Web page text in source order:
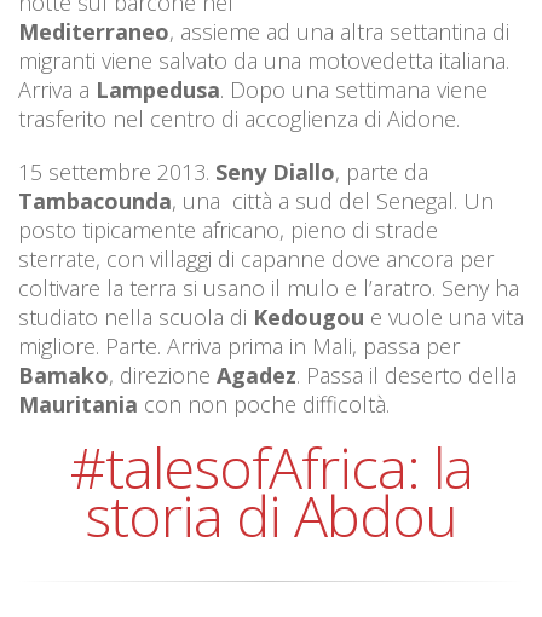
Mediterraneo, assieme ad una altra settantina di
migranti viene salvato da una motovedetta italiana.
Arriva a Lampedusa. Dopo una settimana viene
trasferito nel centro di accoglienza di Aidone.
15 settembre 2013. Seny Diallo, parte da
Tambacounda, una città a sud del Senegal. Un
posto tipicamente africano, pieno di strade
sterrate, con villaggi di capanne dove ancora per
coltivare la terra si usano il mulo e l’aratro. Seny ha
studiato nella scuola di Kedougou e vuole una vita
migliore. Parte. Arriva prima in Mali, passa per
Bamako, direzione Agadez. Passa il deserto della
Mauritania con non poche difficoltà.
#talesofAfrica: la
storia di Abdou